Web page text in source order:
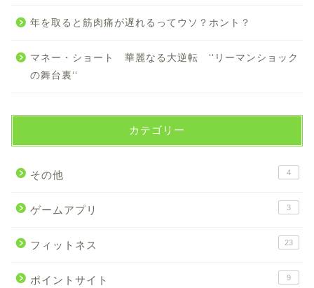
年を取ると筋肉痛が遅れるってウソ？ホント？
マネー・ショート 華麗なる大逆転 ‘‘リーマンショック
の舞台裏‘‘
カテゴリー
その他 4
ゲームアプリ 3
フィットネス 23
ポイントサイト 9